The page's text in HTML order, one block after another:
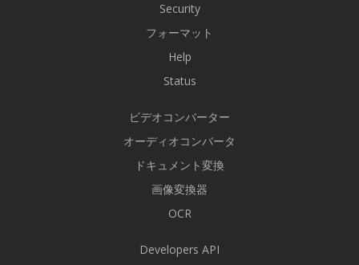
Security
フォーマット
Help
Status
ビデオコンバーター
オーディオコンバータ
ドキュメント変換
画像変換器
OCR
Developers API